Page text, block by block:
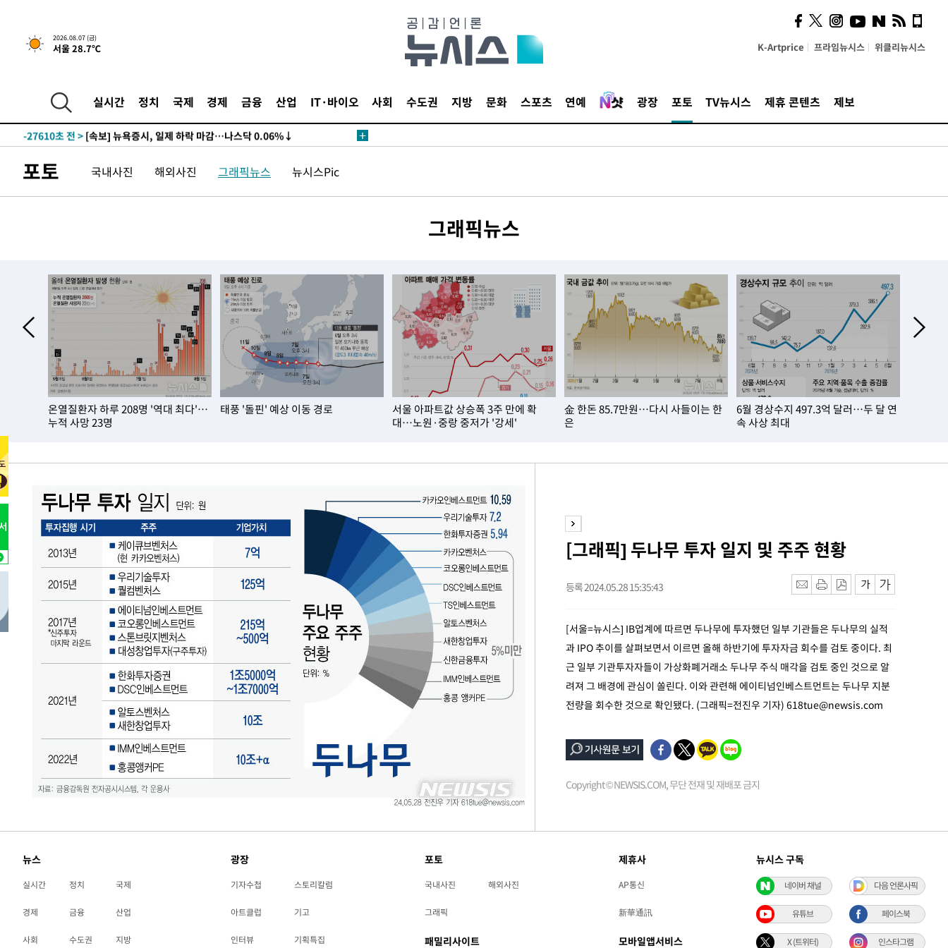
2026.08.07 (금)
서울 28.7℃ K-Artprice 프라임뉴시스 위클리뉴시스
실시간 정치 국제 경제 금융 산업 IT·바이오 사회 수도권 지방 문화 스포츠 연예 광장 포토 TV뉴시스 제휴 콘텐츠 제보
-31759초 전 >
[속보]美, 폴리실리콘 수입 규제…파생제품 15% 관세, 120일 후
-29910초 전 >
-27610초 전 > [속보] 뉴욕증시, 일제 하락 마감…나스닥 0.06%↓
발효
-29910초 전 >
[속보]트럼프, 美 원정출산 금지 행정명령 서명
-27610초 전 >[속보] 뉴욕증시, 일제 하락 마감…나스닥 0.06%↓
포토 국내사진 해외사진 그래픽뉴스 뉴시스Pic
그래픽뉴스
온열질환자 하루 208명 '역대 최다'…
누적 사망 23명
태풍 '돌핀' 예상 이동 경로
서울 아파트값 상승폭 3주 만에 확
대…노원·중랑 중저가 '강세'
金 한돈 85.7만원…다시 사들이는 한
은
6월 경상수지 497.3억 달러…두 달 연
속 사상 최대
[그래픽] 두나무 투자 일지 및 주주 현황
등록 2024.05.28 15:35:43
[서울=뉴시스] IB업계에 따르면 두나무에 투자했던 일부 기관들은 두나무의 실적
과 IPO 추이를 살펴보면서 이르면 올해 하반기에 투자자금 회수를 검토 중이다. 최
근 일부 기관투자자들이 가상화폐거래소 두나무 주식 매각을 검토 중인 것으로 알
려져 그 배경에 관심이 쏠린다. 이와 관련해 에이티넘인베스트먼트는 두나무 지분
전량을 회수한 것으로 확인됐다. (그래픽=전진우 기자) 618tue@newsis.com
Copyright © NEWSIS.COM, 무단 전재 및 재배포 금지
뉴스
실시간 정치 국제
경제 금융 산업
사회 수도권 지방
광장
기자수첩 스토리칼럼
아트클럽 기고
인터뷰 기획특집
포토
국내사진 해외사진
그래픽
패밀리사이트
제휴사
AP통신
新華通訊
모바일앱서비스
뉴시스 구독
네이버 채널 다음 언론사픽
유튜브 페이스북
X (트위터) 인스타그램